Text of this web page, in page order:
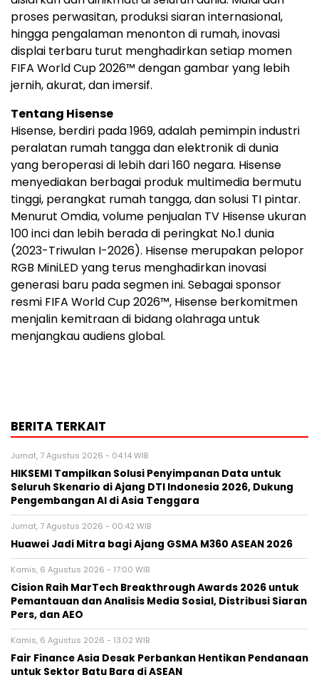
proses perwasitan, produksi siaran internasional,
hingga pengalaman menonton di rumah, inovasi
displai terbaru turut menghadirkan setiap momen
FIFA World Cup 2026™ dengan gambar yang lebih
jernih, akurat, dan imersif.
Tentang Hisense
Hisense, berdiri pada 1969, adalah pemimpin industri
peralatan rumah tangga dan elektronik di dunia
yang beroperasi di lebih dari 160 negara. Hisense
menyediakan berbagai produk multimedia bermutu
tinggi, perangkat rumah tangga, dan solusi TI pintar.
Menurut Omdia, volume penjualan TV Hisense ukuran
100 inci dan lebih berada di peringkat No.1 dunia
(2023-Triwulan I-2026). Hisense merupakan pelopor
RGB MiniLED yang terus menghadirkan inovasi
generasi baru pada segmen ini. Sebagai sponsor
resmi FIFA World Cup 2026™, Hisense berkomitmen
menjalin kemitraan di bidang olahraga untuk
menjangkau audiens global.
BERITA TERKAIT
Jumat, 7 Agustus 2026 - 04:14 WIB
HIKSEMI Tampilkan Solusi Penyimpanan Data untuk
Seluruh Skenario di Ajang DTI Indonesia 2026, Dukung
Pengembangan AI di Asia Tenggara
Jumat, 7 Agustus 2026 - 00:42 WIB
Huawei Jadi Mitra bagi Ajang GSMA M360 ASEAN 2026
Kamis, 6 Agustus 2026 - 17:00 WIB
Cision Raih MarTech Breakthrough Awards 2026 untuk
Pemantauan dan Analisis Media Sosial, Distribusi Siaran
Pers, dan AEO
Kamis, 6 Agustus 2026 - 13:02 WIB
Fair Finance Asia Desak Perbankan Hentikan Pendanaan
untuk Sektor Batu Bara di ASEAN